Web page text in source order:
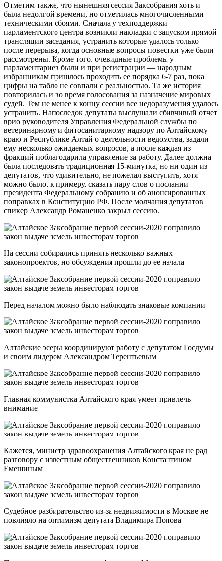
Отметим также, что нынешняя сессия Заксобрания хоть и
была недолгой времени, но отметилась многочисленными
техническими сбоями. Сначала у техподдержки
парламентского центра возникли накладки с запуском прямой
трансляции заседания, устранить которые удалось только
после перерыва, когда основные вопросы повестки уже были
рассмотрены. Кроме того, очевидные проблемы у
парламентариев были и при регистрации — народным
избранникам пришлось проходить ее порядка 6-7 раз, пока
цифры на табло не совпали с реальностью. Та же история
повторилась и во время голосования за назначение мировых
судей. Тем не менее к концу сессии все недоразумения удалось
устранить. Напоследок депутаты выслушали сбивчивый отчет
врио руководителя Управления Федеральной службы по
ветеринарному и фитосанитарному надзору по Алтайскому
краю и Республике Алтай о деятельности ведомства, задали
ему несколько ожидаемых вопросов, а после каждая из
фракций поблагодарила управление за работу. Далее должна
была последовать традиционная 15-минутка, но ни один из
депутатов, что удивительно, не пожелал выступить, хотя
можно было, к примеру, сказать пару слов о послании
президента Федеральному собранию и об анонсированных
поправках в Конституцию РФ. После молчания депутатов
спикер Александр Романенко закрыл сессию.
На сессии собирались принять несколько важных
законопроектов, но обсуждения прошли до ее начала
Перед началом можно было наблюдать знаковые компании
Алтайские эсеры координируют работу с депутатом Госдумы
и своим лидером Александром Терентьевым
Главная коммунистка Алтайского края умеет привлечь
внимание
Кажется, министр здравоохранения Алтайского края не рад
разговору с известным общественников Константином
Емешиным
Судебное разбирательство из-за недвижимости в Москве не
повлияло на оптимизм депутата Владимира Попова